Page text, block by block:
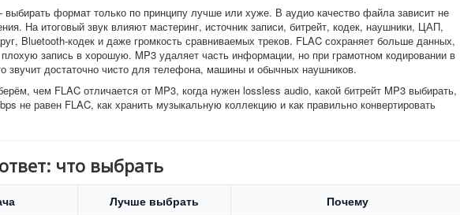
формат только по принципу лучше или хуже. В аудио качество файла зависит не
На итоговый звук влияют мастеринг, источник записи, битрейт, кодек, наушники, ЦАП,
Bluetooth-кодек и даже громкость сравниваемых треков. FLAC сохраняет больше данных,
запись в хорошую. MP3 удаляет часть информации, но при грамотном кодировании в
звучит достаточно чисто для телефона, машины и обычных наушников.
чем FLAC отличается от MP3, когда нужен lossless audio, какой битрейт MP3 выбирать,
не равен FLAC, как хранить музыкальную коллекцию и как правильно конвертировать
что выбрать
Лучше выбрать Почему